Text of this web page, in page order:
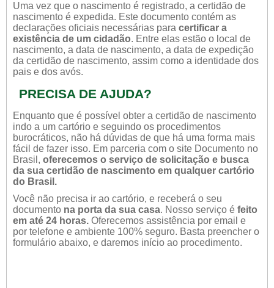
Uma vez que o nascimento é registrado, a certidão de
nascimento é expedida. Este documento contém as
declarações oficiais necessárias para certificar a
existência de um cidadão. Entre elas estão o local de
nascimento, a data de nascimento, a data de expedição
da certidão de nascimento, assim como a identidade dos
pais e dos avós.
PRECISA DE AJUDA?
Enquanto que é possível obter a certidão de nascimento
indo a um cartório e seguindo os procedimentos
burocráticos, não há dúvidas de que há uma forma mais
fácil de fazer isso. Em parceria com o site Documento no
Brasil, oferecemos o serviço de solicitação e busca
da sua certidão de nascimento em qualquer cartório
do Brasil.
Você não precisa ir ao cartório, e receberá o seu
documento na porta da sua casa. Nosso serviço é feito
em até 24 horas. Oferecemos assistência por email e
por telefone e ambiente 100% seguro. Basta preencher o
formulário abaixo, e daremos início ao procedimento.